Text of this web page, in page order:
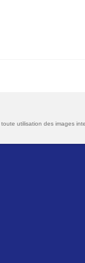
utilisation des images